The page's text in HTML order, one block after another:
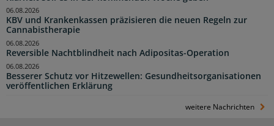
KBV und Krankenkassen präzisieren die neuen Regeln zur
Cannabistherapie
06.08.2026
Reversible Nachtblindheit nach Adipositas-Operation
06.08.2026
Besserer Schutz vor Hitzewellen: Gesundheitsorganisationen
veröffentlichen Erklärung
06.08.2026
weitere Nachrichten